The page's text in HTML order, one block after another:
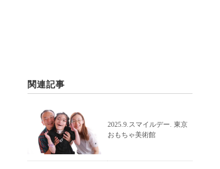
関連記事
2025.9.スマイルデー. 東京
おもちゃ美術館